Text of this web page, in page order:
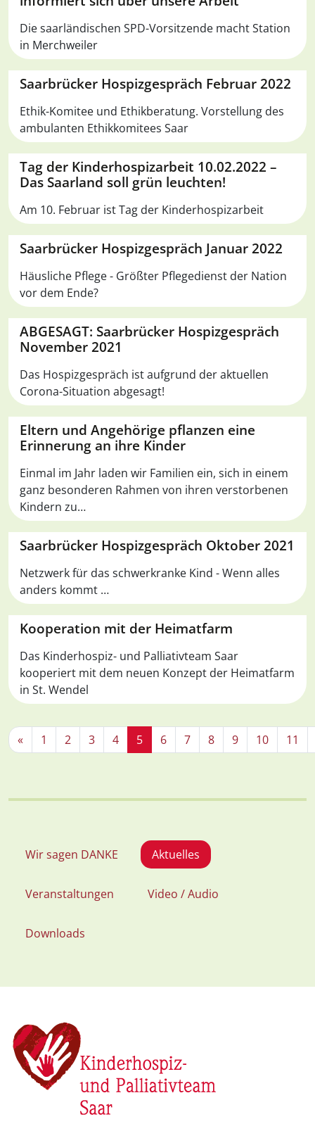
Die saarländischen SPD-Vorsitzende macht Station
in Merchweiler
Saarbrücker Hospizgespräch Februar 2022
Ethik-Komitee und Ethikberatung. Vorstellung des
ambulanten Ethikkomitees Saar
Tag der Kinderhospizarbeit 10.02.2022 –
Das Saarland soll grün leuchten!
Am 10. Februar ist Tag der Kinderhospizarbeit
Saarbrücker Hospizgespräch Januar 2022
Häusliche Pflege - Größter Pflegedienst der Nation
vor dem Ende?
ABGESAGT: Saarbrücker Hospizgespräch
November 2021
Das Hospizgespräch ist aufgrund der aktuellen
Corona-Situation abgesagt!
Eltern und Angehörige pflanzen eine
Erinnerung an ihre Kinder
Einmal im Jahr laden wir Familien ein, sich in einem
ganz besonderen Rahmen von ihren verstorbenen
Kindern zu…
Saarbrücker Hospizgespräch Oktober 2021
Netzwerk für das schwerkranke Kind - Wenn alles
anders kommt …
Kooperation mit der Heimatfarm
Das Kinderhospiz- und Palliativteam Saar
kooperiert mit dem neuen Konzept der Heimatfarm
in St. Wendel
« 1 2 3 4 5 6 7 8 9 10 11
Wir sagen DANKE Aktuelles
Veranstaltungen Video / Audio
Downloads